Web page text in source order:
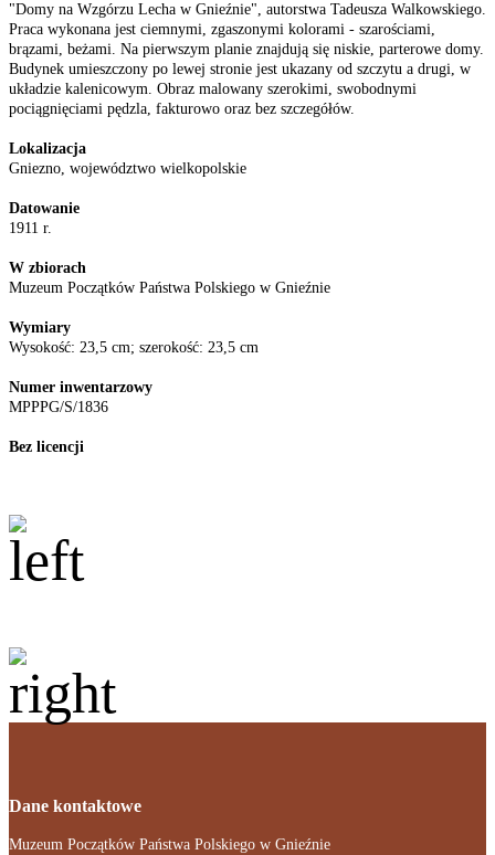
"Domy na Wzgórzu Lecha w Gnieźnie", autorstwa Tadeusza Walkowskiego.
Praca wykonana jest ciemnymi, zgaszonymi kolorami - szarościami,
brązami, beżami. Na pierwszym planie znajdują się niskie, parterowe domy.
Budynek umieszczony po lewej stronie jest ukazany od szczytu a drugi, w
układzie kalenicowym. Obraz malowany szerokimi, swobodnymi
pociągnięciami pędzla, fakturowo oraz bez szczegółów.
Lokalizacja
Gniezno, województwo wielkopolskie
Datowanie
1911 r.
W zbiorach
Muzeum Początków Państwa Polskiego w Gnieźnie
Wymiary
Wysokość: 23,5 cm; szerokość: 23,5 cm
Numer inwentarzowy
MPPPG/S/1836
Bez licencji
Dane kontaktowe
Muzeum Początków Państwa Polskiego w Gnieźnie